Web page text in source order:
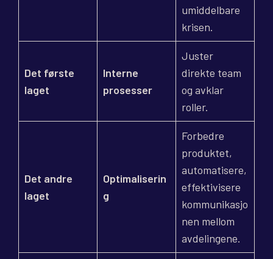
umiddelbare
krisen.
Det første
laget
Interne
prosesser
Juster
direkte team
og avklar
roller.
Det andre
laget
Optimaliserin
g
Forbedre
produktet,
automatisere,
effektivisere
kommunikasjo
nen mellom
avdelingene.